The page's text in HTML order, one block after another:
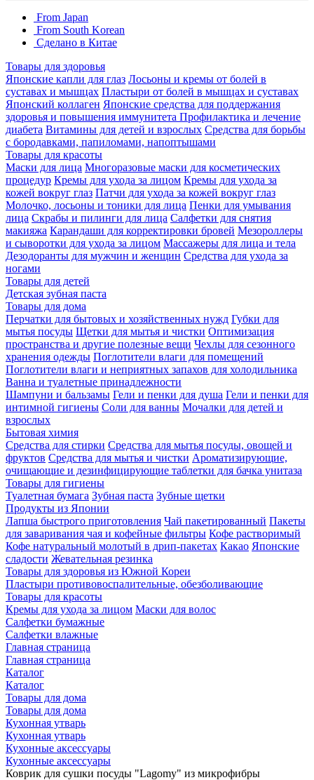
From Japan
From South Korean
Сделано в Китае
Товары для здоровья
Японские капли для глаз Лосьоны и кремы от болей в
суставах и мышцах Пластыри от болей в мышцах и суставах
Японский коллаген Японские средства для поддержания
здоровья и повышения иммунитета Профилактика и лечение
диабета Витамины для детей и взрослых Средства для борьбы
с бородавками, папиломами, напоптышами
Товары для красоты
Маски для лица Многоразовые маски для косметических
процедур Кремы для ухода за лицом Кремы для ухода за
кожей вокруг глаз Патчи для ухода за кожей вокруг глаз
Молочко, лосьоны и тоники для лица Пенки для умывания
лица Скрабы и пилинги для лица Салфетки для снятия
макияжа Карандаши для корректировки бровей Мезороллеры
и сыворотки для ухода за лицом Массажеры для лица и тела
Дезодоранты для мужчин и женщин Средства для ухода за
ногами
Товары для детей
Детская зубная паста
Товары для дома
Перчатки для бытовых и хозяйственных нужд Губки для
мытья посуды Щетки для мытья и чистки Оптимизация
пространства и другие полезные вещи Чехлы для сезонного
хранения одежды Поглотители влаги для помещений
Поглотители влаги и неприятных запахов для холодильника
Ванна и туалетные принадлежности
Шампуни и бальзамы Гели и пенки для душа Гели и пенки для
интимной гигиены Соли для ванны Мочалки для детей и
взрослых
Бытовая химия
Средства для стирки Средства для мытья посуды, овощей и
фруктов Средства для мытья и чистки Ароматизирующие,
очищающие и дезинфицирующие таблетки для бачка унитаза
Товары для гигиены
Туалетная бумага Зубная паста Зубные щетки
Продукты из Японии
Лапша быстрого приготовления Чай пакетированный Пакеты
для заваривания чая и кофейные фильтры Кофе растворимый
Кофе натуральный молотый в дрип-пакетах Какао Японские
сладости Жевательная резинка
Товары для здоровья из Южной Кореи
Пластыри противовоспалительные, обезболивающие
Товары для красоты
Кремы для ухода за лицом Маски для волос
Салфетки бумажные
Салфетки влажные
Главная страница
Главная страница
Каталог
Каталог
Товары для дома
Товары для дома
Кухонная утварь
Кухонная утварь
Кухонные аксессуары
Кухонные аксессуары
Коврик для сушки посуды "Lagomy" из микрофибры